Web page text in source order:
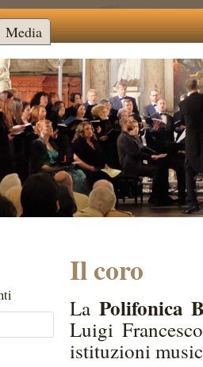
Media
Il coro
La Polifonica
Luigi
istituzioni